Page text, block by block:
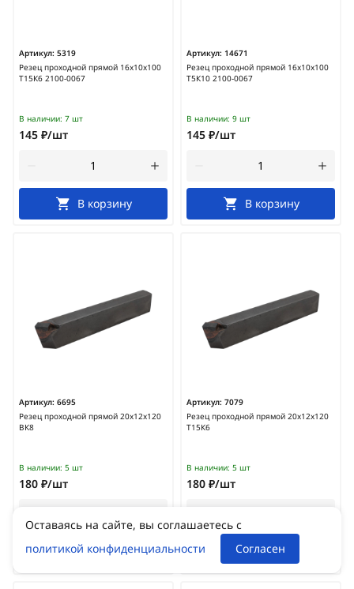
Артикул: 5319
Резец проходной прямой 16х10х100
Т15К6 2100-0067
В наличии: 7 шт
145 ₽/шт
В корзину
Артикул: 14671
Резец проходной прямой 16х10х100
Т5К10 2100-0067
В наличии: 9 шт
145 ₽/шт
В корзину
Артикул: 6695
Резец проходной прямой 20х12х120
ВК8
В наличии: 5 шт
180 ₽/шт
В корзину
Артикул: 7079
Резец проходной прямой 20х12х120
Т15К6
В наличии: 5 шт
180 ₽/шт
В корзину
Оставаясь на сайте, вы соглашаетесь с
политикой конфиденциальности
Согласен